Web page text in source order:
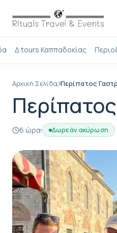
Δ tours Καππαδοκίας
Αρχική Σελίδα Περίπατος
6 ώρα Δωρεάν ακύρωση